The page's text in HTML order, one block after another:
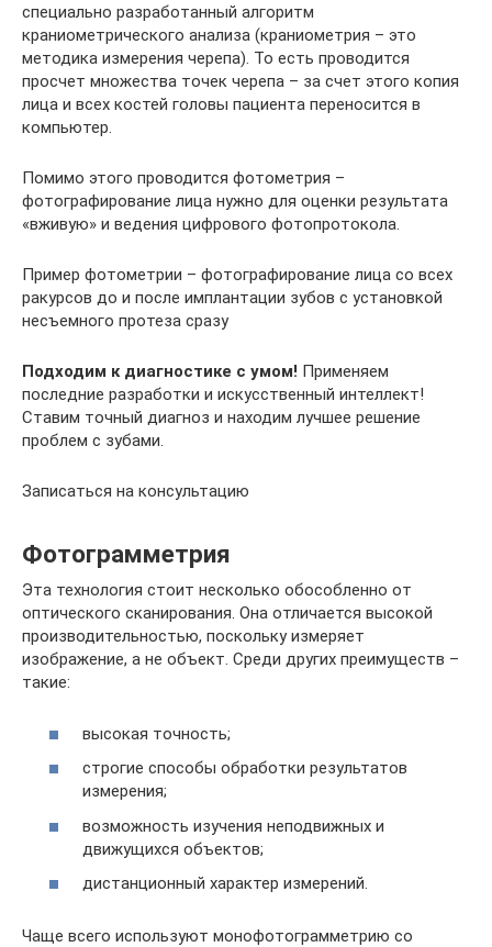
специально разработанный алгоритм
краниометрического анализа (краниометрия – это
методика измерения черепа). То есть проводится
просчет множества точек черепа – за счет этого копия
лица и всех костей головы пациента переносится в
компьютер.
Помимо этого проводится фотометрия –
фотографирование лица нужно для оценки результата
«вживую» и ведения цифрового фотопротокола.
Пример фотометрии – фотографирование лица со всех
ракурсов до и после имплантации зубов с установкой
несъемного протеза сразу
Подходим к диагностике с умом! Применяем
последние разработки и искусственный интеллект!
Ставим точный диагноз и находим лучшее решение
проблем с зубами.
Записаться на консультацию
Фотограмметрия
Эта технология стоит несколько обособленно от
оптического сканирования. Она отличается высокой
производительностью, поскольку измеряет
изображение, а не объект. Среди других преимуществ –
такие:
высокая точность;
строгие способы обработки результатов
измерения;
возможность изучения неподвижных и
движущихся объектов;
дистанционный характер измерений.
Чаще всего используют монофотограмметрию со